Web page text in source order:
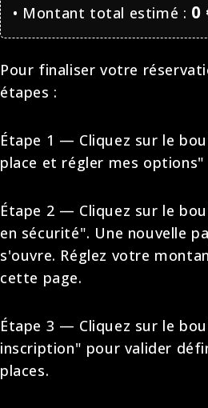
• Montant total estimé : 0
Pour finaliser votre
étapes :
Étape 1 — Cliquez sur le
place et régler mes options"
Étape 2 — Cliquez sur le
en sécurité". Une nouvelle
s'ouvre. Réglez votre
cette page.
Étape 3 — Cliquez sur le
inscription" pour valider
places.